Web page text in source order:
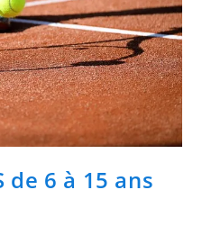
de 6 à 15 ans